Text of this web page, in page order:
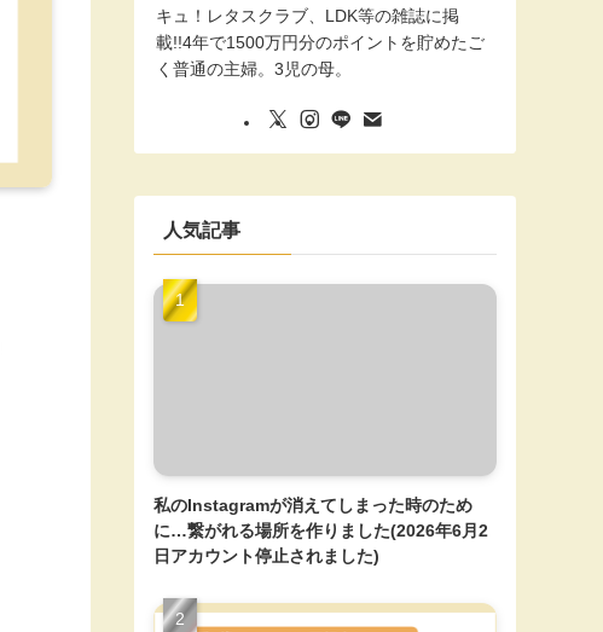
キュ！レタスクラブ、LDK等の雑誌に掲
載!!4年で1500万円分のポイントを貯めたご
く普通の主婦。3児の母。
人気記事
私のInstagramが消えてしまった時のため
に…繋がれる場所を作りました(2026年6月2
日アカウント停止されました)